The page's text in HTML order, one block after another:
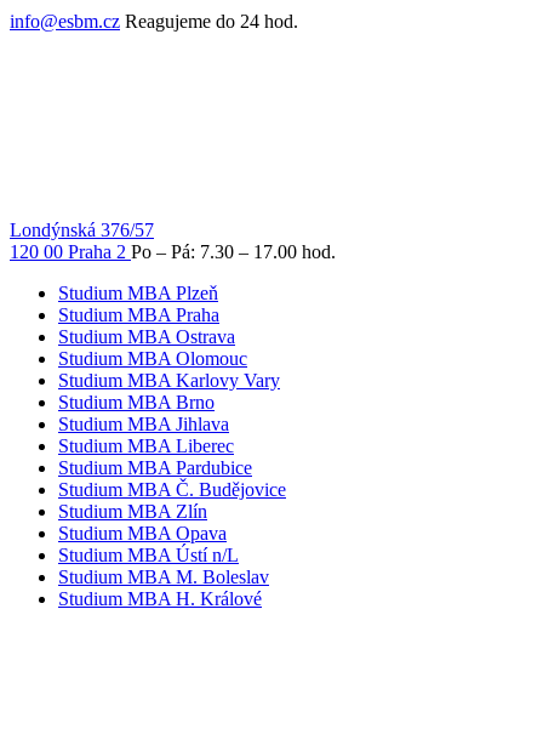
info@esbm.cz Reagujeme do 24 hod.
Londýnská 376/57
120 00 Praha 2 Po – Pá: 7.30 – 17.00 hod.
Studium MBA Plzeň
Studium MBA Praha
Studium MBA Ostrava
Studium MBA Olomouc
Studium MBA Karlovy Vary
Studium MBA Brno
Studium MBA Jihlava
Studium MBA Liberec
Studium MBA Pardubice
Studium MBA Č. Budějovice
Studium MBA Zlín
Studium MBA Opava
Studium MBA Ústí n/L
Studium MBA M. Boleslav
Studium MBA H. Králové